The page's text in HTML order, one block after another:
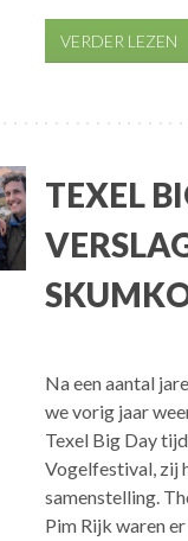
VERDER LEZEN
TEXEL
Na een aantal
we vorig jaar
Texel Big Day
Vogelfestival, zij
samenstelling.
Pim Rijk waren